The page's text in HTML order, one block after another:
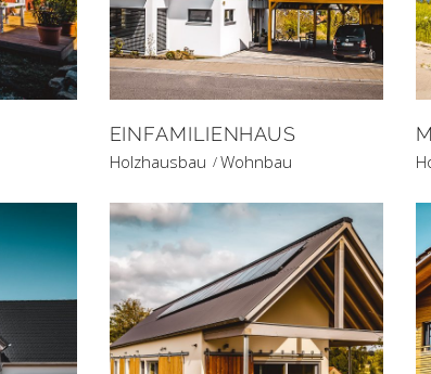
EINFAMILIENHAUS
Holzhausbau Wohnbau